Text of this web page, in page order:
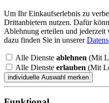
Um Ihr Einkaufserlebnis zu
Drittanbietern nutzen. Dafür
Ablehnung erteilen und
dazu finden Sie in unserer
Alle Dienste ablehnen (Mit
Alle Dienste erlauben (Mit